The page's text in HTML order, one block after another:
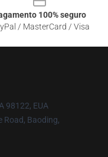
100% seguro
/ MasterCard / Visa
98122, EUA
Road, Baoding,